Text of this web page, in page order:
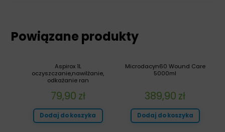
Powiązane produkty
Microdacyn60 Wound Care
5000ml
389,90 zł
Dodaj do koszyka
Aspirox 1L
oczyszczanie,nawilżanie,
odkażanie ran
79,90 zł
Dodaj do koszyka